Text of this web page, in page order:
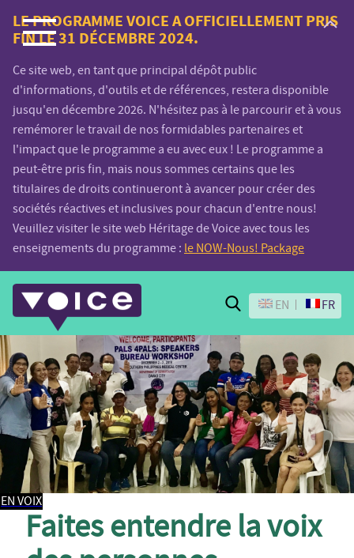
Voice.Global
website
LE PROGRAMME VOICE A OFFICIELLEMENT PRIS
FIN LE 31 DÉCEMBRE 2024.
Ce site web, en tant que principal dépôt public
d'informations, d'outils et de références, restera disponible
jusqu'en décembre 2026. N'hésitez pas à le parcourir et à vous
remémorer le travail de nos formidables partenaires et
l'impact que le programme a eu avec eux ! Le programme a
peut-être pris fin, mais nous sommes certains que les
titulaires de droits continueront à avancer pour créer des
sociétés réactives et inclusives pour chacun d'entre nous!
Veuillez visiter le site web Héritage de Voice avec tous les
enseignements du programme : le NOW-Nous! Package
Search
EN FR
EN VOIX
Faites entendre la voix